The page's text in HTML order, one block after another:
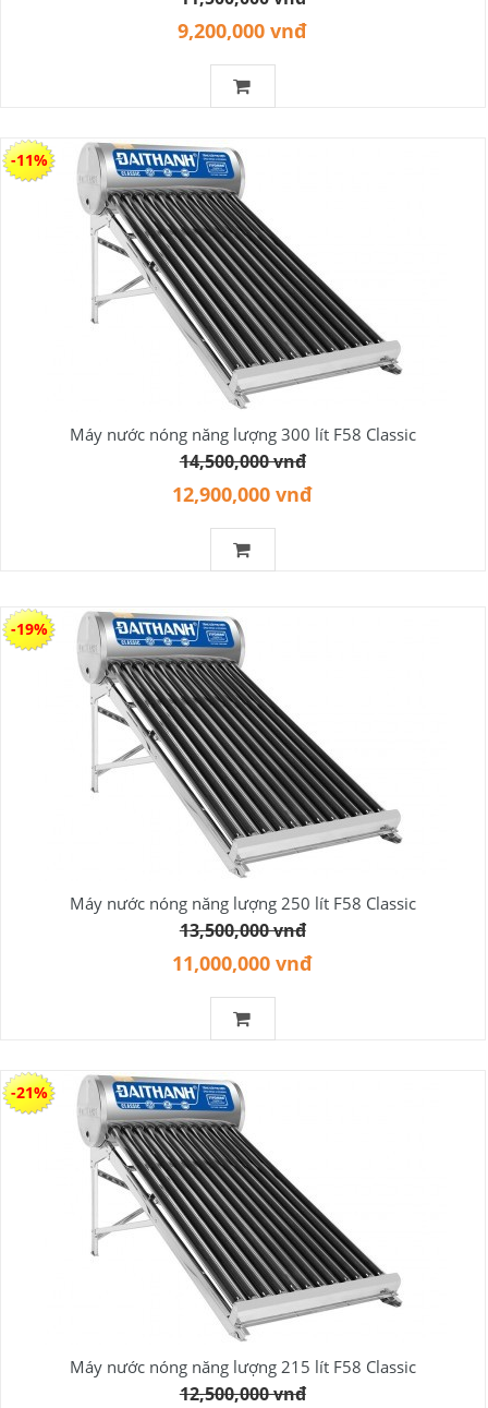
9,200,000 vnđ
Máy nước nóng năng lượng 300 lít F58 Classic
14,500,000 vnđ
12,900,000 vnđ
-11%
Máy nước nóng năng lượng 250 lít F58 Classic
13,500,000 vnđ
11,000,000 vnđ
-19%
Máy nước nóng năng lượng 215 lít F58 Classic
12,500,000 vnđ
-21%